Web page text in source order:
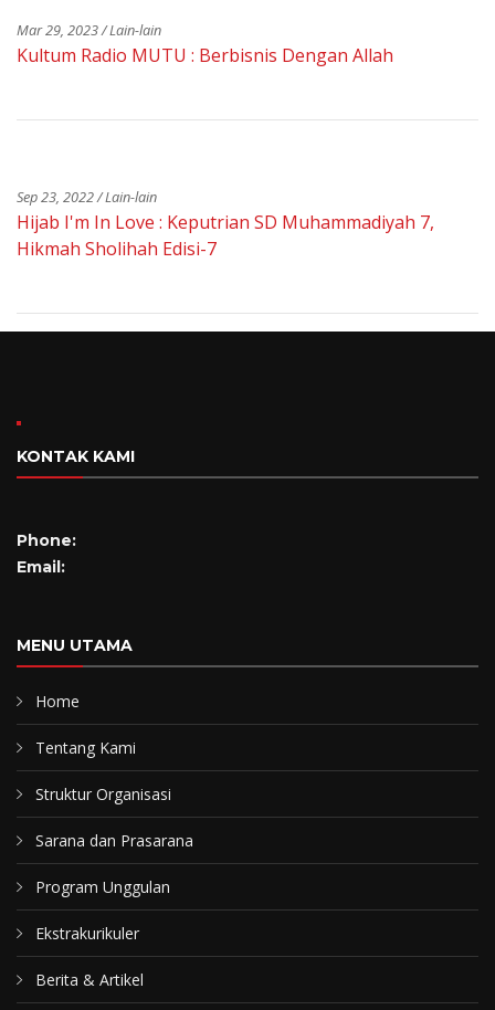
Mar 29, 2023 / Lain-lain
Kultum Radio MUTU : Berbisnis Dengan Allah
Sep 23, 2022 / Lain-lain
Hijab I'm In Love : Keputrian SD Muhammadiyah 7,
Hikmah Sholihah Edisi-7
KONTAK KAMI
Phone:
Email:
MENU UTAMA
Home
Tentang Kami
Struktur Organisasi
Sarana dan Prasarana
Program Unggulan
Ekstrakurikuler
Berita & Artikel